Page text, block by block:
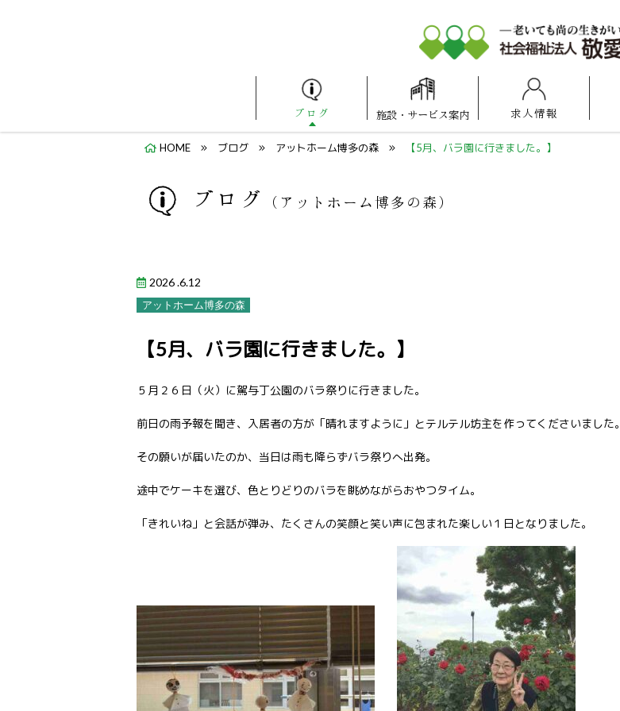
ブログ 施設 ・ サービス案内
ケアスタ福岡
福岡100プラザ博多
けいあい保育園
照葉けいあい保育園
求人情報
HOME ブログ アットホーム博多の森 【5月、バラ園に行きました。】
ブログ （アットホーム博多の森）
2026 .6.12
アットホーム博多の森
【5月、バラ園に行きました。】
５月２６日（火）に駕与丁公園のバラ祭りに行きました。
前日の雨予報を聞き、入居者の方が「晴れますように」とテルテル坊主を作ってくださいました。
その願いが届いたのか、当日は雨も降らずバラ祭りへ出発。
途中でケーキを選び、色とりどりのバラを眺めながらおやつタイム。
「きれいね」と会話が弾み、たくさんの笑顔と笑い声に包まれた楽しい１日となりました。